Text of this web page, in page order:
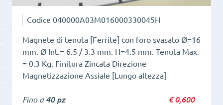
Codice 040000A03M016000330045H
Magnete di tenuta [Ferrite] con foro svasato Ø=16
mm. Ø Int.= 6.5 / 3.3 mm. H=4.5 mm. Tenuta Max.
= 0.3 Kg. Finitura Zincata Direzione
Magnetizzazione Assiale [Lungo altezza]
Fino a 40 pz €0,600